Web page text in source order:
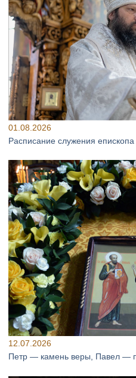
01.08.2026
Расписание служения епископа
12.07.2026
Петр — камень веры, Павел —